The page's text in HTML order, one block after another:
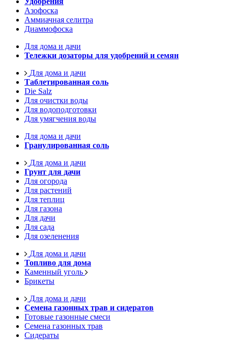
Азофоска
Аммиачная селитра
Диаммофоска
Для дома и дачи
Тележки дозаторы для удобрений и семян
Для дома и дачи
Таблетированная соль
Die Salz
Для очистки воды
Для водоподготовки
Для умягчения воды
Для дома и дачи
Гранулированная соль
Для дома и дачи
Грунт для дачи
Для огорода
Для растений
Для теплиц
Для газона
Для дачи
Для сада
Для озеленения
Для дома и дачи
Топливо для дома
Каменный уголь
Брикеты
Для дома и дачи
Семена газонных трав и сидератов
Готовые газонные смеси
Семена газонных трав
Сидераты